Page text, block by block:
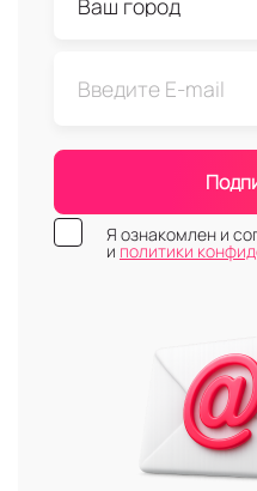
Я ознакомлен и
и политики